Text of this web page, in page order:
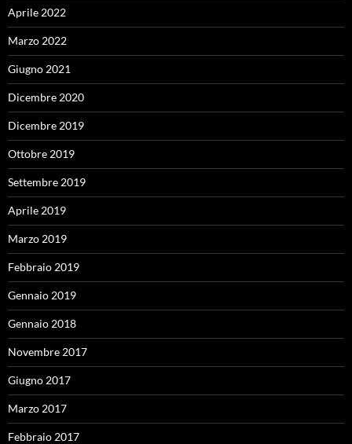
Aprile 2022
Marzo 2022
Giugno 2021
Dicembre 2020
Dicembre 2019
Ottobre 2019
Settembre 2019
Aprile 2019
Marzo 2019
Febbraio 2019
Gennaio 2019
Gennaio 2018
Novembre 2017
Giugno 2017
Marzo 2017
Febbraio 2017